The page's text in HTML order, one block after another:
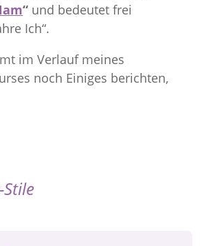
“ und bedeutet frei
Ich“.
im Verlauf meines
noch Einiges berichten,
Stile